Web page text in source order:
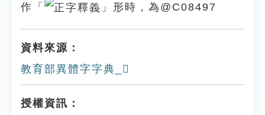
作「 」形時，為@C08497
資料來源：
教育部異體字字典_𥉼
授權資訊：